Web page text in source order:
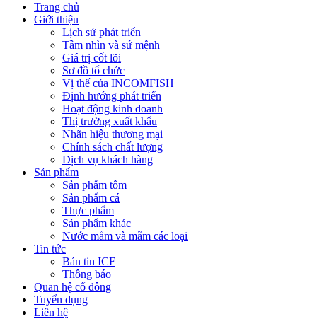
Trang chủ
Giới thiệu
Lịch sử phát triển
Tầm nhìn và sứ mệnh
Giá trị cốt lõi
Sơ đồ tổ chức
Vị thế của INCOMFISH
Định hướng phát triển
Hoạt động kinh doanh
Thị trường xuất khẩu
Nhãn hiệu thương mại
Chính sách chất lượng
Dịch vụ khách hàng
Sản phẩm
Sản phẩm tôm
Sản phẩm cá
Thực phẩm
Sản phẩm khác
Nước mắm và mắm các loại
Tin tức
Bản tin ICF
Thông báo
Quan hệ cổ đông
Tuyển dụng
Liên hệ